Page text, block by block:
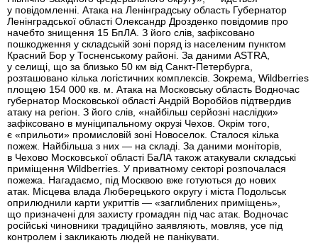
у повідомленні. Атака на Ленінградську область Губернатор
Ленінградської області Олександр Дрозденко повідомив про
начебто знищення 15 БпЛА. З його слів, зафіксовано
пошкодження у складській зоні поряд із населеним пунктом
Красний Бор у Тосненському районі. За даними ASTRA,
у селищі, що за близько 50 км від Санкт-Петербурга,
розташовано кілька логістичних комплексів. Зокрема, Wildberries
площею 154 000 кв. м. Атака на Московську область Водночас
губернатор Московської області Андрій Воробйов підтвердив
атаку на регіон. З його слів, «найбільш серйозні наслідки»
зафіксовано в муніципальному окрузі Чехов. Окрім того,
є «прильоти» промисловій зоні Новоселок. Сталося кілька
пожеж. Найбільша з них — на складі. За даними моніторів,
в Чехово Московської області БаЛА також атакували складські
приміщення Wildberries. У приватному секторі розпочалася
пожежа. Нагадаємо, під Москвою вже готуються до нових
атак. Місцева влада Люберецького округу і міста Подольськ
оприлюднили карти укриттів — «заглиблених приміщень»,
що призначені для захисту громадян під час атак. Водночас
російські чиновники традиційно заявляють, мовляв, усе під
контролем і закликають людей не панікувати.